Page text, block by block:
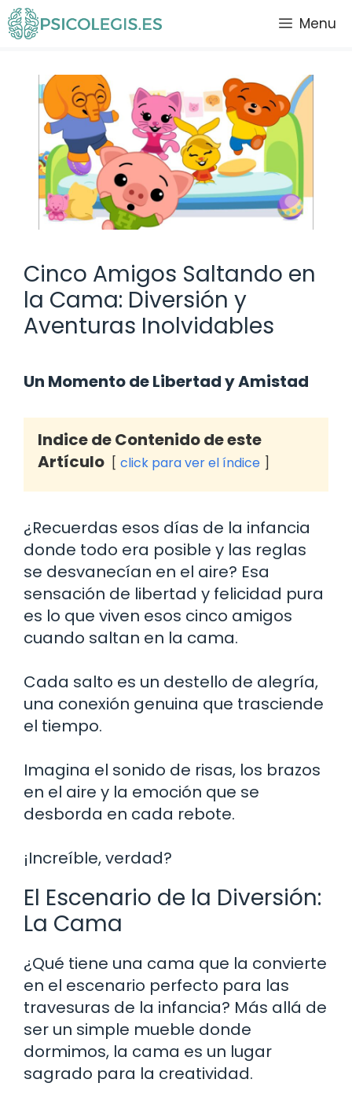
Saltar
al
Menu
Cinco Amigos Saltando en
la Cama: Diversión y
Aventuras Inolvidables
Un Momento de Libertad y Amistad
Indice de Contenido de este
Artículo
click para ver el índice
¿Recuerdas esos días de la infancia
donde todo era posible y las reglas
se desvanecían en el aire? Esa
sensación de libertad y felicidad pura
es lo que viven esos cinco amigos
cuando saltan en la cama.
Cada salto es un destello de alegría,
una conexión genuina que trasciende
el tiempo.
Imagina el sonido de risas, los brazos
en el aire y la emoción que se
desborda en cada rebote.
¡Increíble, verdad?
El Escenario de la Diversión:
La Cama
¿Qué tiene una cama que la convierte
en el escenario perfecto para las
travesuras de la infancia? Más allá de
ser un simple mueble donde
dormimos, la cama es un lugar
sagrado para la creatividad.